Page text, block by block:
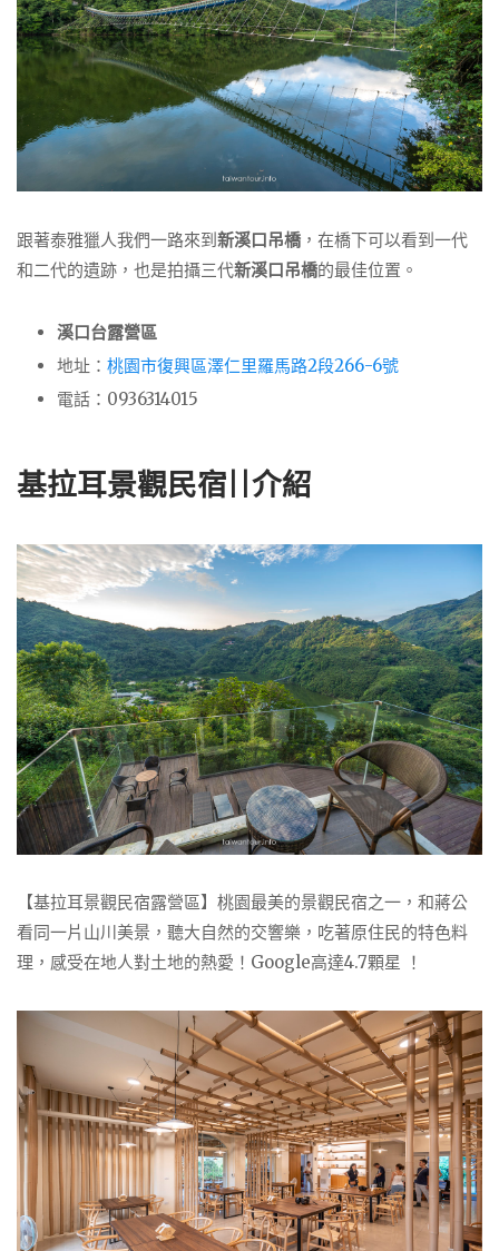
跟著泰雅獵人我們一路來到新溪口吊橋 ，在橋下可以看到一代
和二代的遺跡，也是拍攝三代新溪口吊橋的最佳位置。
溪口台露營區
地址： 桃園市復興區澤仁里羅馬路2段266-6號
電話：0936314015
基拉耳景觀民宿||介紹
【基拉耳景觀民宿露營區】桃園最美的景觀民宿之一，和蔣公
看同一片山川美景，聽大自然的交響樂，吃著原住民的特色料
理，感受在地人對土地的熱愛！Google高達4.7顆星 ！